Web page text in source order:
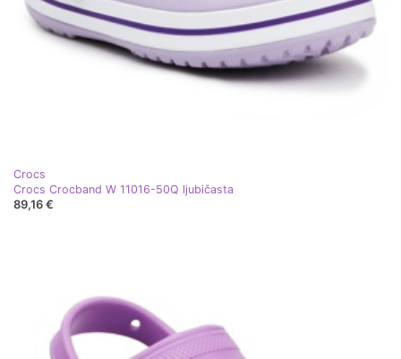
Crocs
Crocs Crocband W 11016-50Q ljubičasta
89,16 €